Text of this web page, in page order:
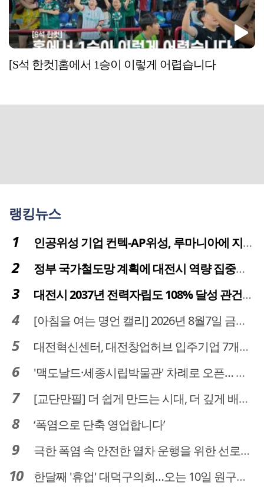
[S석 한컷]홈에서 1승이 이렇게 어렵습니다
랭킹뉴스
인공위성 기업 컨텍-AP위성, 루마니아에 지상국 시스템 전수
정부 국가철도망 계획에 대전시 역량 집중해야
대전시 2037년 전력자립도 108% 달성 관건은 '주민 수용성'
[아침을 여는 명언 캘리] 2026년 8월7일 금요일
대전혁신센터, 대전창업허브 입주기업 7개사 모집
'맥도날드·세종시립박물관' 차례로 오픈… 고운동 정주여건 좋아진다
[교단만필] 더 쉽게 만드는 시대, 더 깊게 배우는 교육
‘폭염으로 단축 영업합니다’
극한 폭염 속 안전한 열차 운행을 위한 선로관리
한달째 '휴업' 대덕구의회…오는 10일 원구성 다시 돌입